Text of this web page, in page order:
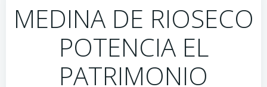
MEDINA DE RIOSECO
POTENCIA EL
PATRIMONIO